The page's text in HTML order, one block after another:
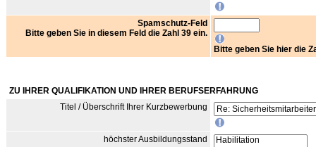
Spamschutz-Feld
Bitte geben Sie in diesem Feld die Zahl 39 ein.
Bitte geben Sie hier die
ZU IHRER QUALIFIKATION UND IHRER BERUFSERFAHRUNG
Titel / Überschrift Ihrer Kurzbewerbung
höchster Ausbildungsstand